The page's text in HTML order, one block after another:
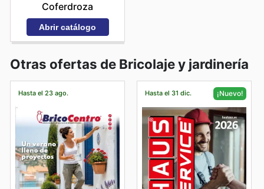
Coferdroza
Abrir catálogo
Otras ofertas de Bricolaje y jardinería
Hasta el 23 ago. Hasta el 31 dic. ¡Nuevo!